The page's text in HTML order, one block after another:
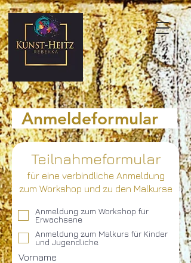
Anmeldeformular
Teilnahmeformular
für eine verbindliche Anmeldung
zum Workshop und zu den Malkurse
Anmeldung zum Workshop für
Erwachsene
Anmeldung zum Malkurs für Kinder
und Jugendliche
Vorname